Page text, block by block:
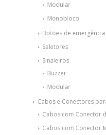
Modular
Monobloco
Botões de emergência
Seletores
Sinaleiros
Buzzer
Modular
Cabos e Conectores
Cabos com Conector
Cabos com Conector